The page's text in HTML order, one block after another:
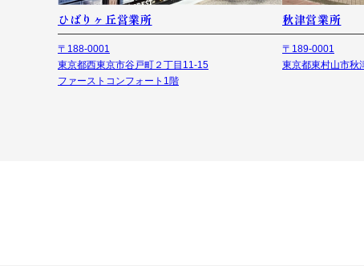
ひばりヶ丘営業所
〒188-0001
東京都西東京市谷戸町２丁目11-15
ファーストコンフォート1階
秋津営業所
〒189-0001
東京都東村山市秋